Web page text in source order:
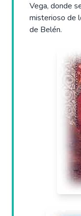
Vega, donde
misterioso de
de Belén.